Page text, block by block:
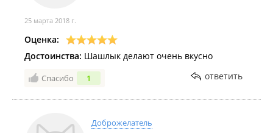
25 марта 2018 г.
Оценка:
Достоинства: Шашлык делают очень вкусно
Спасибо 1 ответить
Доброжелатель